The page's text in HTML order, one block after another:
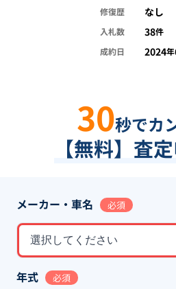
修復歴
なし
入札数 38件
成約日
2024年
30秒でカ
【無料】査
メーカー・車名 必須
選択してください
年式 必須